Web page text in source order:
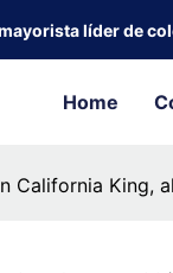
líder de
Home
California King,